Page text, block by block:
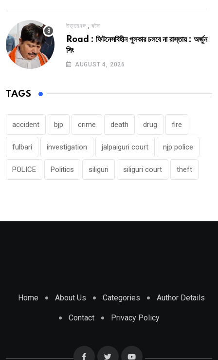
উত্তরবঙ্গ , ঘটনা
Road : ফিটনেসবিহীন পুলকার চলবে না রাস্তায় : অর্জুন
সিং
AUGUST 4, 2026
TAGS
accident bjp crime death drug fire
fulbari investigation jalpaiguri court njp police
POLICE Politics siliguri siliguri court theft
Home About Us Categories Author Details
Contact Privacy Policy